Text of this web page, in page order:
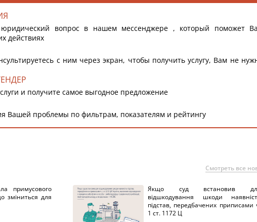
вопрос в нашем мессенджере , который поможет
действиях
с ним через экран, чтобы получить услугу, Вам не
и получите самое выгодное предложение
Вашей проблемы по фильтрам, показателям и рейтингу
Смотреть все
примусового
зміниться для
Якщо суд встановив
відшкодування шкоди
підстав, передбачених приписами
1 ст. 1172 Ц